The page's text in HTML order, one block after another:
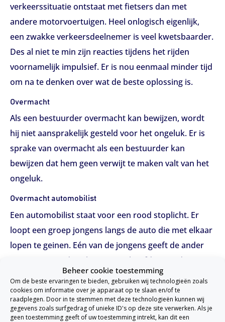
Beheer cookie toestemming
Om de beste ervaringen te bieden, gebruiken wij technologieën zoals
cookies om informatie over je apparaat op te slaan en/of te
raadplegen. Door in te stemmen met deze technologieën kunnen wij
gegevens zoals surfgedrag of unieke ID's op deze site verwerken. Als je
geen toestemming geeft of uw toestemming intrekt, kan dit een
verkeerssituatie ontstaat met fietsers dan met
andere motorvoertuigen. Heel onlogisch eigenlijk,
een zwakke verkeersdeelnemer is veel kwetsbaarder.
Des al niet te min zijn reacties tijdens het rijden
voornamelijk impulsief. Er is nou eenmaal minder tijd
om na te denken over wat de beste oplossing is.
Overmacht
Als een bestuurder overmacht kan bewijzen, wordt
hij niet aansprakelijk gesteld voor het ongeluk. Er is
sprake van overmacht als een bestuurder kan
bewijzen dat hem geen verwijt te maken valt van het
ongeluk.
Overmacht automobilist
Een automobilist staat voor een rood stoplicht. Er
loopt een groep jongens langs de auto die met elkaar
lopen te geinen. Eén van de jongens geeft de ander
een zetje waardoor hij met zijn hoofd tegen de auto
valt. Hij loopt een hersenschudding op. In dit geval
kan de automobilist overmacht bewijzen en is hij niet
aansprakelijk.